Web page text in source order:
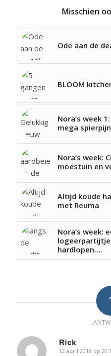
Misschien
Ode aan de
BLOOM
Nora’s week
mega
Nora’s week:
moestuin en
Altijd koude
met Reuma
Nora’s week:
hardlopen….
Rick
zegt:
12 april 2018 op